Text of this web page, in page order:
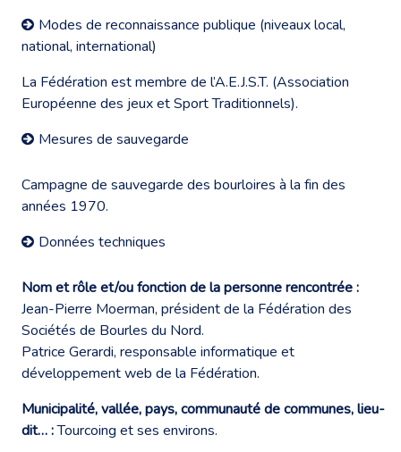
Modes de reconnaissance publique (niveaux local,
national, international)
La Fédération est membre de l’A.E.J.S.T. (Association
Européenne des jeux et Sport Traditionnels).
Mesures de sauvegarde
Campagne de sauvegarde des bourloires à la fin des
années 1970.
Données techniques
Nom et rôle et/ou fonction de la personne rencontrée :
Jean-Pierre Moerman, président de la Fédération des
Sociétés de Bourles du Nord.
Patrice Gerardi, responsable informatique et
développement web de la Fédération.
Municipalité, vallée, pays, communauté de communes, lieu-
dit… :Tourcoing et ses environs.